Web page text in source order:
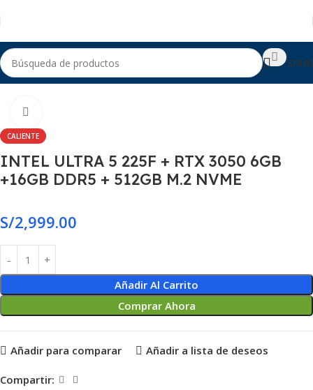
S/0.00
Casa PC Gamer Intel
CALIENTE
INTEL ULTRA 5 225F + RTX 3050 6GB
+16GB DDR5 + 512GB M.2 NVME
S/2,999.00
Añadir Al Carrito
Comprar Ahora
Añadir para comparar Añadir a lista de deseos
Compartir: